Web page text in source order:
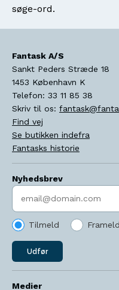
søge-ord.
Fantask A/S
Sankt Peders Stræde 18
1453 København K
Telefon: 33 11 85 38
Skriv til os:
Find vej
Se butikken indefra
Fantasks historie
Nyhedsbrev
Indtast søgeord
Tilmeld Frameld
Udfør
Medier